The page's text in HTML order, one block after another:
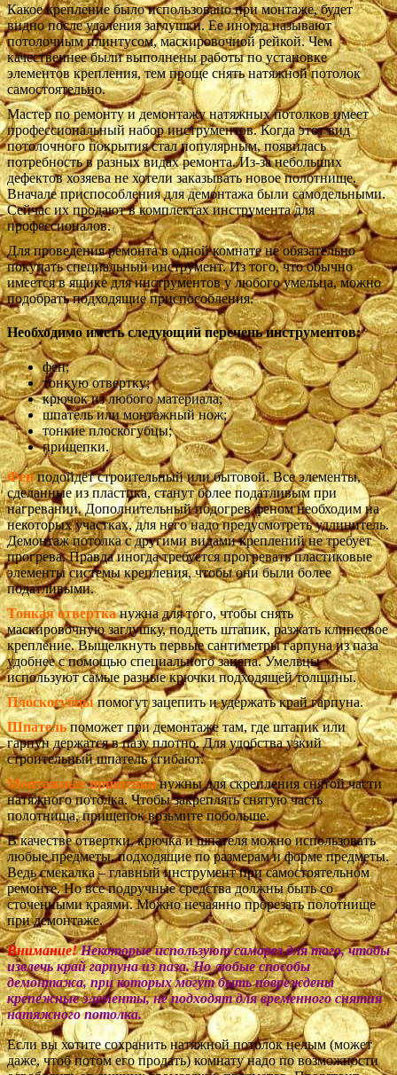
Какое крепление было использовано при монтаже, будет
видно после удаления заглушки. Ее иногда называют
потолочным плинтусом, маскировочной рейкой. Чем
качественнее были выполнены работы по установке
элементов крепления, тем проще снять натяжной потолок
самостоятельно.
Мастер по ремонту и демонтажу натяжных потолков имеет
профессиональный набор инструментов. Когда этот вид
потолочного покрытия стал популярным, появилась
потребность в разных видах ремонта. Из-за небольших
дефектов хозяева не хотели заказывать новое полотнище.
Вначале приспособления для демонтажа были самодельными.
Сейчас их продают в комплектах инструмента для
профессионалов.
Для проведения ремонта в одной комнате не обязательно
покупать специальный инструмент. Из того, что обычно
имеется в ящике для инструментов у любого умельца, можно
подобрать подходящие приспособления.
Необходимо иметь следующий перечень инструментов:
фен;
тонкую отвертку;
крючок из любого материала;
шпатель или монтажный нож;
тонкие плоскогубцы;
прищепки.
Фенподойдёт строительный или бытовой. Все элементы,
сделанные из пластика, станут более податливым при
нагревании. Дополнительный подогрев феном необходим на
некоторых участках, для него надо предусмотреть удлинитель.
Демонтаж потолка с другими видами креплений не требует
прогрева. Правда иногда требуется прогревать пластиковые
элементы системы крепления, чтобы они были более
податливыми.
Тонкая отвертканужна для того, чтобы снять
маскировочную заглушку, поддеть штапик, разжать клипсовое
крепление. Выщелкнуть первые сантиметры гарпуна из паза
удобнее с помощью специального зацепа. Умельцы
используют самые разные крючки подходящей толщины.
Плоскогубцыпомогут зацепить и удержать край гарпуна.
Шпательпоможет при демонтаже там, где штапик или
гарпун держатся в пазу плотно. Для удобства узкий
строительный шпатель сгибают.
Монтажные прищепкинужны для скрепления снятой части
натяжного потолка. Чтобы закреплять снятую часть
полотнища, прищепок возьмите побольше.
В качестве отвертки, крючка и шпателя можно использовать
любые предметы, подходящие по размерам и форме предметы.
Ведь смекалка – главный инструмент при самостоятельном
ремонте. Но все подручные средства должны быть со
сточенными краями. Можно нечаянно прорезать полотнище
при демонтаже.
Внимание! Некоторые используют саморез для того, чтобы
извлечь край гарпуна из паза. Но любые способы
демонтажа, при которых могут быть повреждены
крепежные элементы, не подходят для временного снятия
натяжного потолка.
Если вы хотите сохранить натяжной потолок целым (может
даже, чтоб потом его продать) комнату надо по возможности